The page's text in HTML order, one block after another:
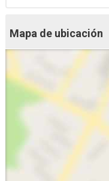
Mapa de ubicación